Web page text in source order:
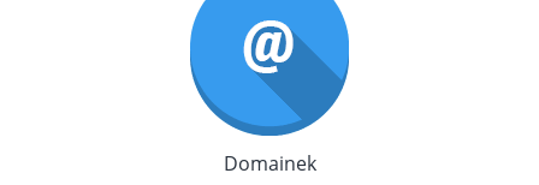
Domainek